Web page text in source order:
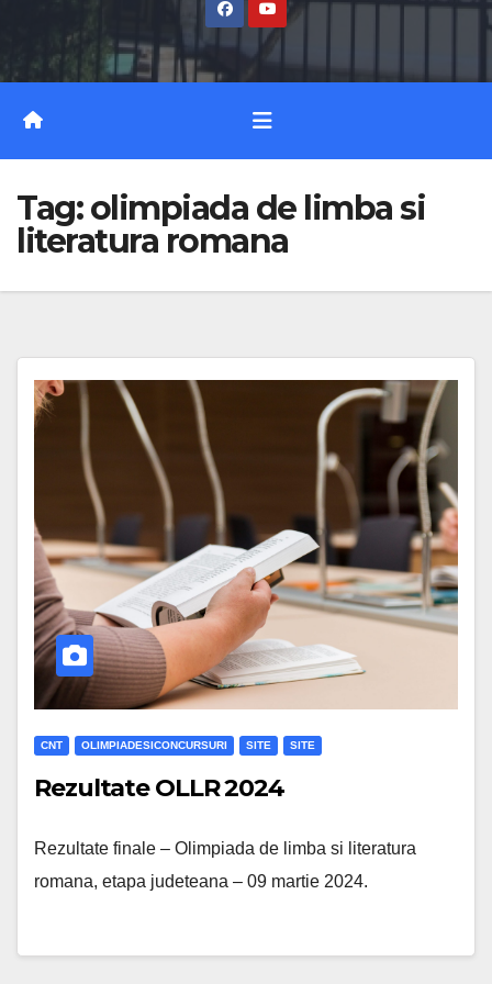
Tag:olimpiada de limba si
literatura romana
CNT OLIMPIADESICONCURSURI SITE SITE
Rezultate OLLR 2024
Rezultate finale – Olimpiada de limba si literatura
romana, etapa judeteana – 09 martie 2024.